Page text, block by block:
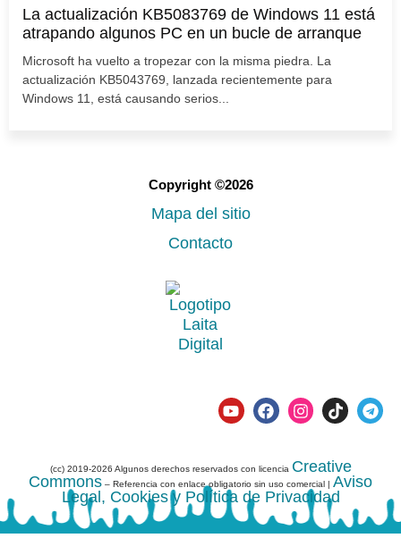
La actualización KB5083769 de Windows 11 está
atrapando algunos PC en un bucle de arranque
Microsoft ha vuelto a tropezar con la misma piedra. La
actualización KB5043769, lanzada recientemente para
Windows 11, está causando serios...
Copyright ©2026
Mapa del sitio
Contacto
(cc) 2019-2026 Algunos derechos reservados con licencia Creative
Commons – Referencia con enlace obligatorio sin uso comercial | Aviso
Legal, Cookies y Política de Privacidad